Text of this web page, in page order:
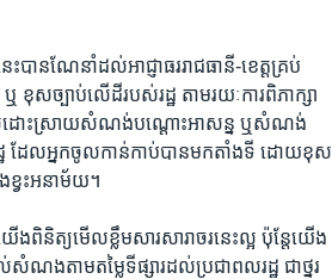
ះ​បាន​ណែនាំ​ដល់​អាជ្ញាធរ​រាជធានី​-​ខេត្ត​គ្រប់​
ស​ច្បាប់​លើ​ដី​របស់​រដ្ឋ ​តាម​រយៈ​ការ​ពិភាក្សា​
ដោះស្រាយ​សំណង់​បណ្តោះ​អាសន្ន ​ឬ​សំណង់​
ដែល​អ្នក​ចូល​កាន់កាប់​បាន​មក​តាំង​ទី ​ដោយ​ខុស​
ខ្វះ​អនាម័យ។
និត្យ​មើល​ខ្លឹម​សារ​សារាចរ​នេះ​ល្អ​ ​ប៉ុន្តែ​យើង​
សំណង​តាម​តម្លៃ​ទីផ្សារ​ដល់​ប្រជា​ពលរដ្ឋ​ ជា​ថ្នូរ​